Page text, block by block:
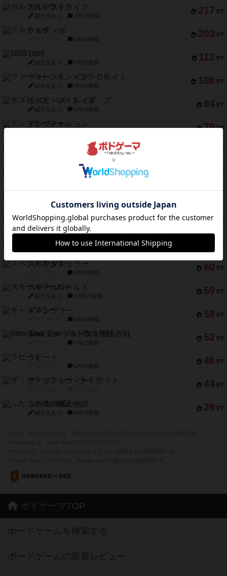
217 PT
ガルフストライク
紹介文あり 1件の投稿
203 PT
クルティボ
1件の投稿
112 PT
1809
紹介文あり 1件の投稿
108 PT
ファースト・イン・フライト
紹介文あり 3件の投稿
94 PT
モズビ－ズ・レイダ－ズ
紹介文あり 1件の投稿
79 PT
テンプテーション
PT
2件の投稿
PT
8件の投稿
PT
紹介文あり 9件の投稿
73 PT
アマナイト
紹介文なし 1件の投稿
PT
ブラヴェスト
60 PT
スペクタキュラー
1件の投稿
59 PT
スモールワールド
紹介文あり 13件の投稿
58 PT
ギャンブラー
2件の投稿
52 PT
Bitter End ブタペスト救出作戦
1件の投稿
46 PT
ラピード
1件の投稿
44 PT
ザ・フラッフィー・ライト
39 PT
ふたつの城の物語
紹介文あり 6件の投稿
ボドゲーマTOP
ボードゲームを検索する
ボードゲームの新着レビュー